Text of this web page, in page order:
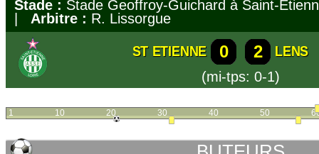
Stade : Stade Geoffroy-Guichard à Saint-
Arbitre : R. Lissorgue
ST ETIENNE 0 2
LENS
(mi-tps: 0-1)
1 10 20 30 40 50